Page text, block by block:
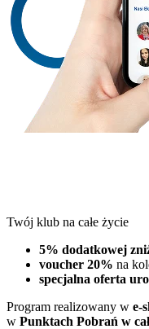
Twój klub na całe życie
5% dodatkowej
voucher 20% na
specjalna oferta
Program realizowany w e-
w Punktach Pobrań w